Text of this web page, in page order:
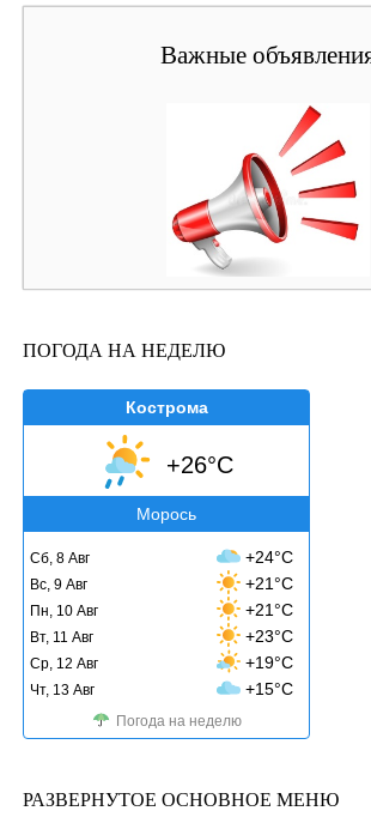
Важные
ПОГОДА НА НЕДЕЛЮ
Кострома
+26°C
Морось
Сб, 8 Авг +24°C
Вс, 9 Авг +21°C
Пн, 10 Авг +21°C
Вт, 11 Авг +23°C
Ср, 12 Авг +19°C
Чт, 13 Авг +15°C
Погода на неделю
РАЗВЕРНУТОЕ ОСНОВНОЕ МЕНЮ